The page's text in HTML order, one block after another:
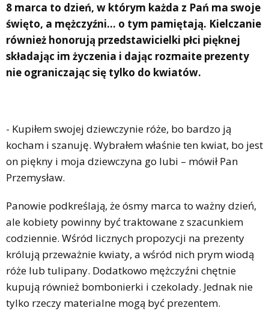
8 marca to dzień, w którym każda z Pań ma swoje
święto, a mężczyźni... o tym pamiętają. Kielczanie
również honorują przedstawicielki płci pięknej
składając im życzenia i dając rozmaite prezenty
nie ograniczając się tylko do kwiatów.
- Kupiłem swojej dziewczynie róże, bo bardzo ją
kocham i szanuję. Wybrałem właśnie ten kwiat, bo jest
on piękny i moja dziewczyna go lubi – mówił Pan
Przemysław.
Panowie podkreślają, że ósmy marca to ważny dzień,
ale kobiety powinny być traktowane z szacunkiem
codziennie. Wśród licznych propozycji na prezenty
królują przeważnie kwiaty, a wśród nich prym wiodą
róże lub tulipany. Dodatkowo mężczyźni chętnie
kupują również bombonierki i czekolady. Jednak nie
tylko rzeczy materialne mogą być prezentem.